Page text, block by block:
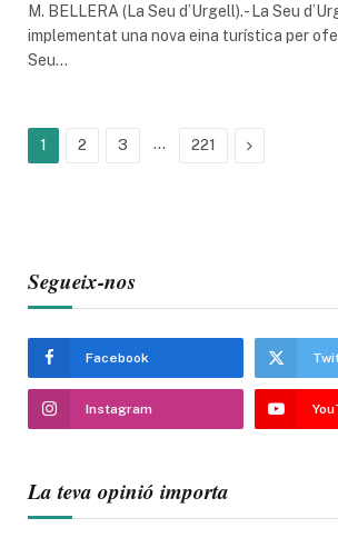
M. BELLERA (La Seu d’Urgell).- La Seu
implementat una nova eina turística per
Seu…
1 2 3 … 221 Next
Segueix-nos
Facebook
Instagram
La teva opinió importa